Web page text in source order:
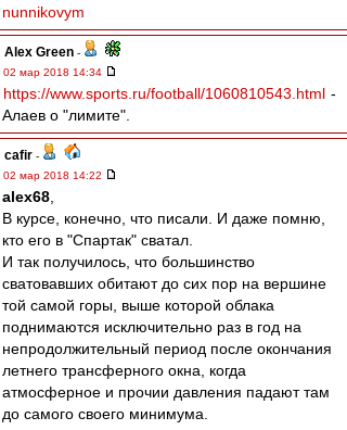
nunnikovym
Alex Green -
02 мар 2018 14:34
https://www.sports.ru/football/1060810543.html -
Алаев о "лимите".
cafir -
02 мар 2018 14:22
alex68
В курсе, конечно, что писали. И даже помню,
кто его в "Спартак" сватал.
И так получилось, что большинство
сватовавших обитают до сих пор на вершине
той самой горы, выше которой облака
поднимаются исключительно раз в год на
непродолжительный период после окончания
летнего трансферного окна, когда
атмосферное и прочии давления падают там
до самого своего минимума.